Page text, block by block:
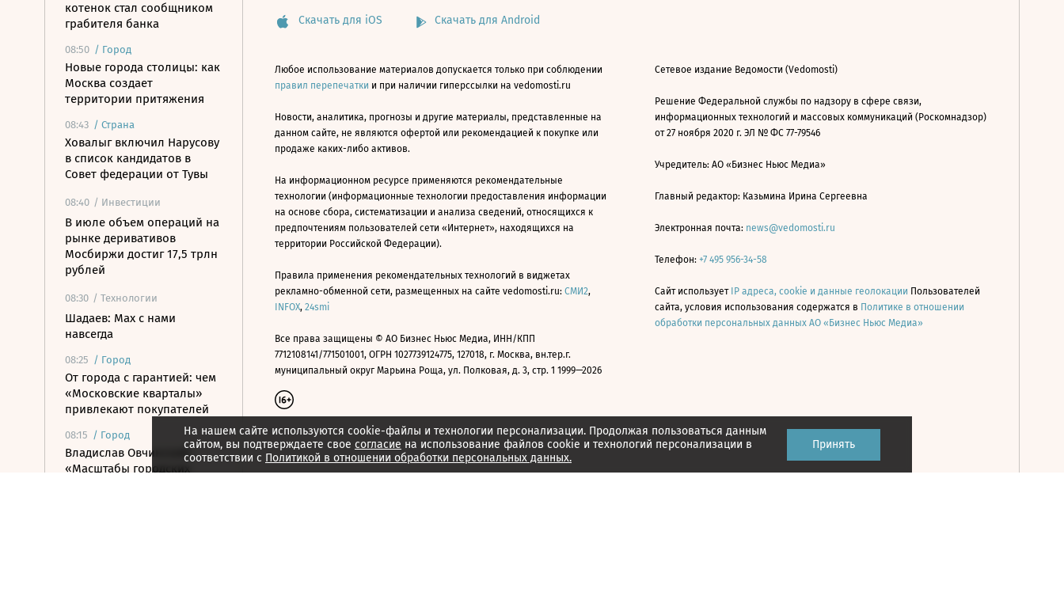
котенок стал сообщником
грабителя банка
08:50 / Город
Новые города столицы: как
Москва создает
территории притяжения
08:43 / Страна
Ховалыг включил Нарусову
в список кандидатов в
Совет федерации от Тувы
08:40 / Инвестиции
В июле объем операций на
рынке деривативов
Мосбиржи достиг 17,5 трлн
рублей
08:30 / Технологии
Шадаев: Max с нами
навсегда
08:25 / Город
От города с гарантией: чем
«Московские кварталы»
привлекают покупателей
08:15 / Город
Владислав Овчинский:
«Масштабы городских
На нашем сайте используются cookie-файлы и технологии персонализации. Продолжая пользоваться данным
сайтом, вы подтверждаете свое согласие на использование файлов cookie и технологий персонализации в
соответствии с Политикой в отношении обработки персональных данных.
Принять
Скачать для iOS Скачать для Android
Любое использование материалов допускается только при соблюдении
правил перепечатки и при наличии гиперссылки на vedomosti.ru
Новости, аналитика, прогнозы и другие материалы, представленные на
данном сайте, не являются офертой или рекомендацией к покупке или
продаже каких-либо активов.
На информационном ресурсе применяются рекомендательные
технологии (информационные технологии предоставления информации
на основе сбора, систематизации и анализа сведений, относящихся к
предпочтениям пользователей сети «Интернет», находящихся на
территории Российской Федерации).
Правила применения рекомендательных технологий в виджетах
рекламно-обменной сети, размещенных на сайте vedomosti.ru: СМИ2,
INFOX, 24smi
Все права защищены © АО Бизнес Ньюс Медиа, ИНН/КПП
7712108141/771501001, ОГРН 1027739124775, 127018, г. Москва, вн.тер.г.
муниципальный округ Марьина Роща, ул. Полковая, д. 3, стр. 1 1999—2026
Сетевое издание Ведомости (Vedomosti)
Решение Федеральной службы по надзору в сфере связи,
информационных технологий и массовых коммуникаций (Роскомнадзор)
от 27 ноября 2020 г. ЭЛ № ФС 77-79546
Учредитель: АО «Бизнес Ньюс Медиа»
Главный редактор: Казьмина Ирина Сергеевна
Электронная почта: news@vedomosti.ru
Телефон: +7 495 956-34-58
Сайт использует IP адреса, cookie и данные геолокации Пользователей
сайта, условия использования содержатся в Политике в отношении
обработки персональных данных АО «Бизнес Ньюс Медиа»